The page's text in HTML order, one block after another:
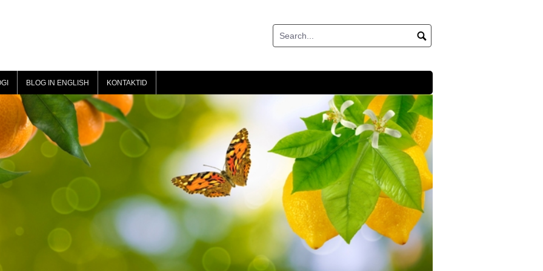
BLOG IN ENGLISH KONTAKTID